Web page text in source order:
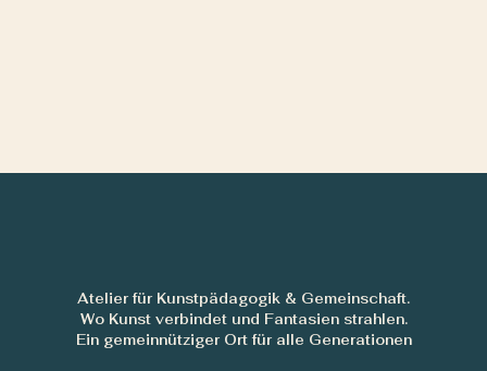
Atelier für Kunstpädagogik & Gemeinschaft.
Wo Kunst verbindet und Fantasien strahlen.
Ein gemeinnütziger Ort für alle Generationen